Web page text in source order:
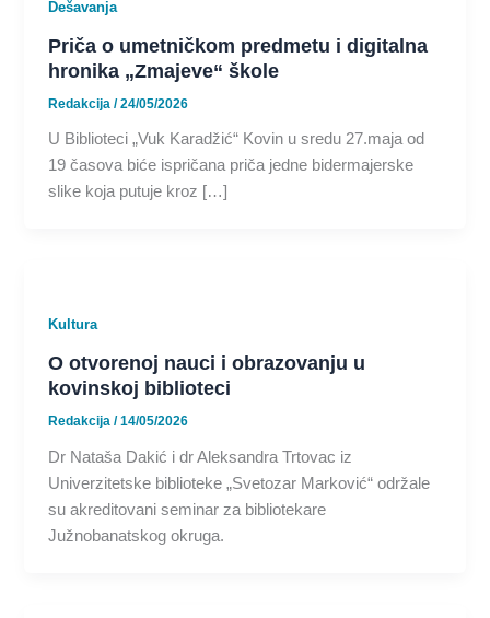
Dešavanja
Priča o umetničkom predmetu i digitalna
hronika „Zmajeve“ škole
Redakcija/24/05/2026
U Biblioteci „Vuk Karadžić“ Kovin u sredu 27.maja od
19 časova biće ispričana priča jedne bidermajerske
slike koja putuje kroz […]
Kultura
O otvorenoj nauci i obrazovanju u
kovinskoj biblioteci
Redakcija/14/05/2026
Dr Nataša Dakić i dr Aleksandra Trtovac iz
Univerzitetske biblioteke „Svetozar Marković“ održale
su akreditovani seminar za bibliotekare
Južnobanatskog okruga.